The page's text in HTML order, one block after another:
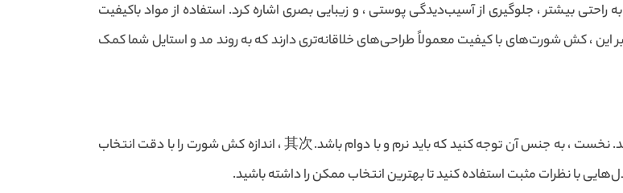
بیشتر ، جلوگیری از آسیب‌دیدگی پوستی ، و زیبایی بصری اشاره کرد. استفاده از مواد باکیفیت
این ، کش شورت‌های با کیفیت معمولاً طراحی‌های خلاقانه‌تری دارند که به روند مد و استایل شما کمک
در هنگام خرید کش شورت با کیفیت ، باید به جوانب مختلفی توجه کنید. نخست ، به جنس آن توجه کنید که باید نرم و با دوام باشد.其次 ، اندازه کش شورت را با دقت انتخاب
با نظرات مثبت استفاده کنید تا بهترین انتخاب ممکن را داشته باشید.